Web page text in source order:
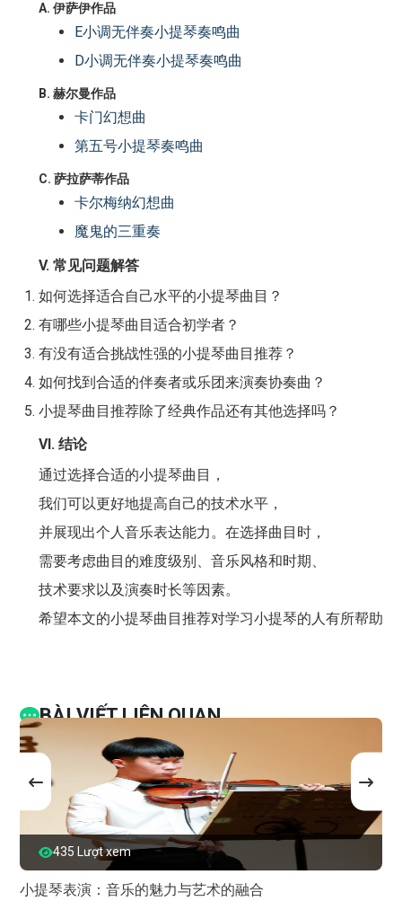
A. 伊萨伊作品
E小调无伴奏小提琴奏鸣曲
D小调无伴奏小提琴奏鸣曲
B. 赫尔曼作品
卡门幻想曲
第五号小提琴奏鸣曲
C. 萨拉萨蒂作品
卡尔梅纳幻想曲
魔鬼的三重奏
V. 常见问题解答
如何选择适合自己水平的小提琴曲目？
有哪些小提琴曲目适合初学者？
有没有适合挑战性强的小提琴曲目推荐？
如何找到合适的伴奏者或乐团来演奏协奏曲？
小提琴曲目推荐除了经典作品还有其他选择吗？
VI. 结论
通过选择合适的小提琴曲目，
我们可以更好地提高自己的技术水平，
并展现出个人音乐表达能力。在选择曲目时，
需要考虑曲目的难度级别、音乐风格和时期、
技术要求以及演奏时长等因素。
希望本文的小提琴曲目推荐对学习小提琴的人有所帮助。
BÀI VIẾT LIÊN QUAN
435 Lượt xem
小提琴表演：音乐的魅力与艺术的融合